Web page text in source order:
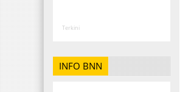
Terkini
INFO BNN